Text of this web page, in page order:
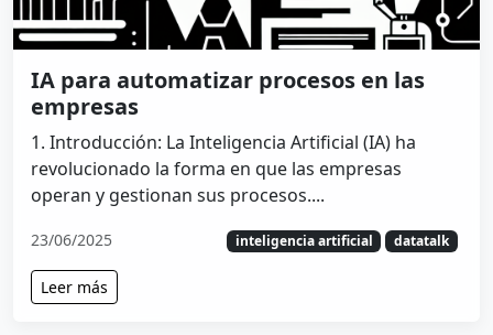
IA para automatizar procesos en las
empresas
1. Introducción: La Inteligencia Artificial (IA) ha
revolucionado la forma en que las empresas
operan y gestionan sus procesos....
23/06/2025 inteligencia artificial datatalk
Leer más